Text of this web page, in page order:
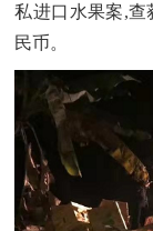
私进口水果案,查
民币。